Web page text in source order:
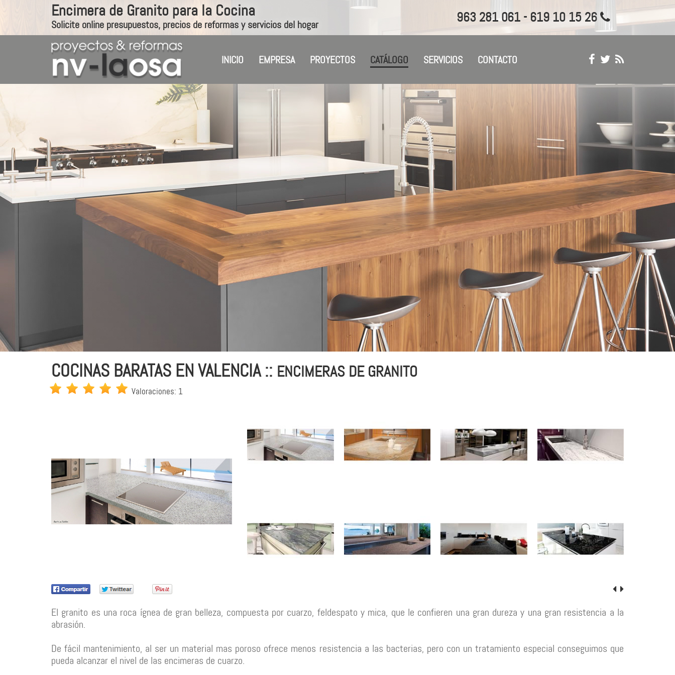
Encimera de Granito para la Cocina
Solicite online presupuestos, precios de reformas y servicios del hogar 963 281 061 - 619 10 15 26
INICIO EMPRESA PROYECTOS CATÁLOGO SERVICIOS CONTACTO
COCINAS BARATAS EN VALENCIA :: ENCIMERAS DE GRANITO
Valoraciones: 1
El granito es una roca ígnea de gran belleza, compuesta por cuarzo, feldespato y mica, que le confieren una gran dureza y una gran resistencia a la
abrasión.
De fácil mantenimiento, al ser un material mas poroso ofrece menos resistencia a las bacterias, pero con un tratamiento especial conseguimos que
pueda alcanzar el nivel de las encimeras de cuarzo.